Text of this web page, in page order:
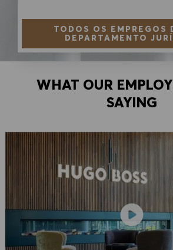
TODOS OS EMPREGOS
DEPARTAMENTO
WHAT OUR
SAYING